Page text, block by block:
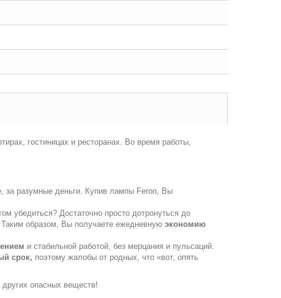
гостиницах и ресторанах. Во время работы,
за разумные деньги. Купив лампы Feron, Вы
убедиться? Достаточно просто дотронуться до
Таким образом, Вы получаете ежедневную экономию
и стабильной работой, без мерцания и пульсаций.
срок, поэтому жалобы от родных, что «вот, опять
опасных веществ!